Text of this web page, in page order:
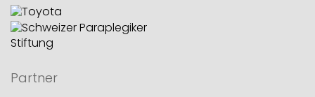
Partner